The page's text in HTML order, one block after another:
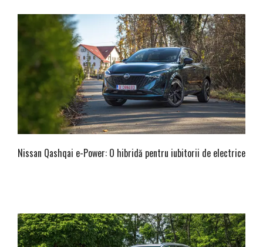
Nissan Qashqai e-Power: O hibridă pentru iubitorii de electrice